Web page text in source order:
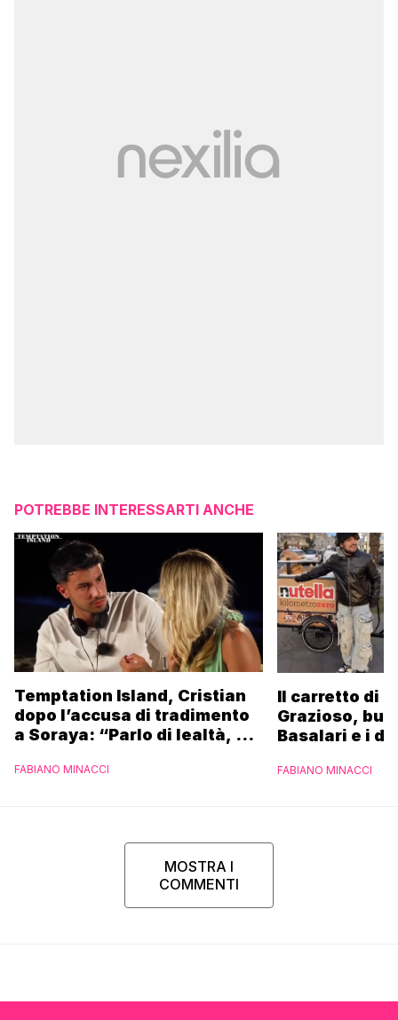
POTREBBE INTERESSARTI ANCHE
Temptation Island, Cristian
dopo l’accusa di tradimento
a Soraya: “Parlo di lealtà, ma
FABIANO MINACCI
Il carretto di
Grazioso,
Basalari e i
Ferrero”
FABIANO MINACCI
MOSTRA I
COMMENTI